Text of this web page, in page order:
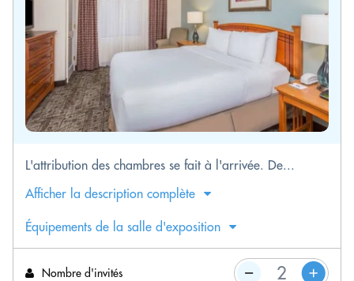
L'attribution des chambres se fait à l'arrivée. De...
Afficher la description complète
Équipements de la salle d'exposition
Nombre d'invités